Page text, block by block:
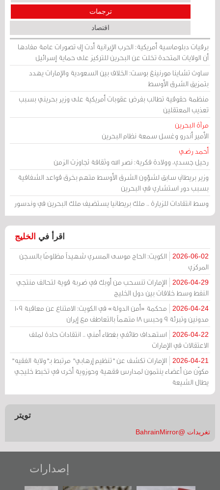
ترجمات
اقتصاد
برقيات دبلوماسية أمريكية: الحرب الإيرانية أدت إلى تصورات عامة مفادها
أن الولايات المتحدة تخلت عن البحرين للتركيز على حماية إسرائيل
ساوث تشاينا مورنينغ بوست: الخلاف بين السعودية والإمارات يهدد
بتمزيق الشرق الأوسط
منظمة حقوقية تطالب بفرض عقوبات أمريكية على وزير بحريني بسبب
تعذيب المعتقلين
مرآة البحرين
الأمير أندرو وغسل سمعة نظام البحرين
أحمد رضي
رحيل جسدي، وولادة فكرية: نصر الله وثقافة تجاوزت الزمن
وزير بريطاني سابق لشؤون الشرق الأوسط متهم بخرق قواعد الشفافية
بسبب دور استشاري في البحرين
وسط انتقادات للزيارة .. ملك بريطانيا يستضيف ملك البحرين في وندسور
اقرأ في الخليج
2026-06-02
الكويت: الحاج موسى المسري شهيداً مظلومًا بالسجن
المركزي
2026-04-29
الإمارات تنسحب من أوبك في ضربة قوية لتحالف منتجي
النفط وسط خلافات بين دول الخليج
2026-04-24
محكمة «أمن الدولة» في الكويت: الامتناع عن معاقبة 109
مدونين وتبرئة 9 وحبس 18 متهماً بالتعاطف مع إيران
2026-04-22
استهداف طائفي بغطاء أمني .. انتقادات حادة لملف
الاعتقالات في الإمارات
2026-04-21
الإمارات تكشف عن "تنظيم إرهابي" مرتبط بـ"ولاية الفقيه"
مكوّن من أعضاء ينتمون لمدارس فقهية وحوزوية أخرى في تخبط خليجي
يطال الشيعة
تويتر
تغريدات @BahrainMirror
إصدارات